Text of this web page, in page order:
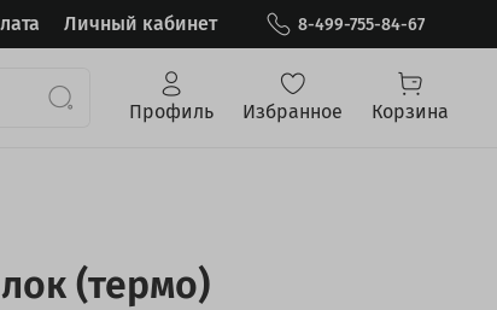
Личный кабинет 8-499-755-84-67
Профиль Избранное Корзина
(термо)